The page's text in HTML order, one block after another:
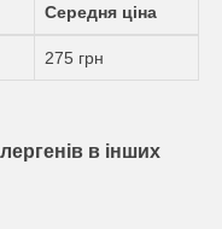
Середня ціна
275 грн
в інших